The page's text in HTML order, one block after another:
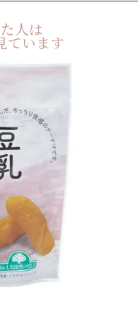
人は
ています